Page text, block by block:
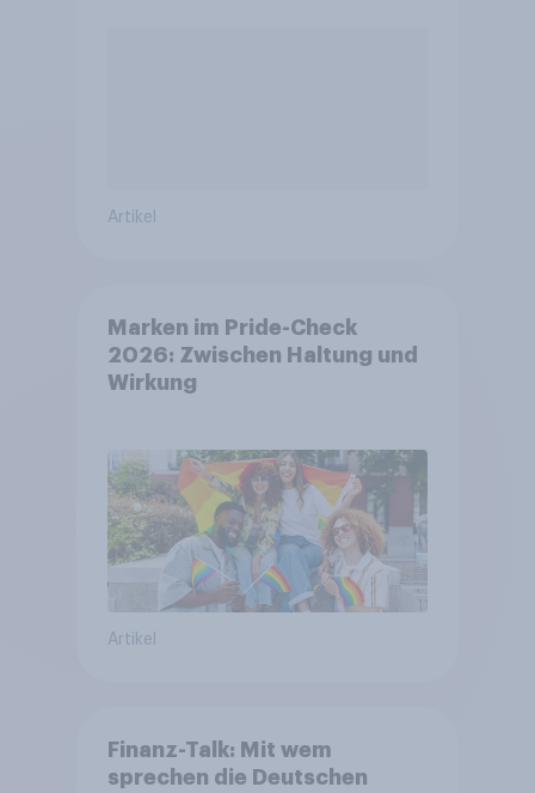
Artikel
Marken im Pride-Check
2026: Zwischen Haltung und
Wirkung
Artikel
Finanz-Talk: Mit wem
sprechen die Deutschen